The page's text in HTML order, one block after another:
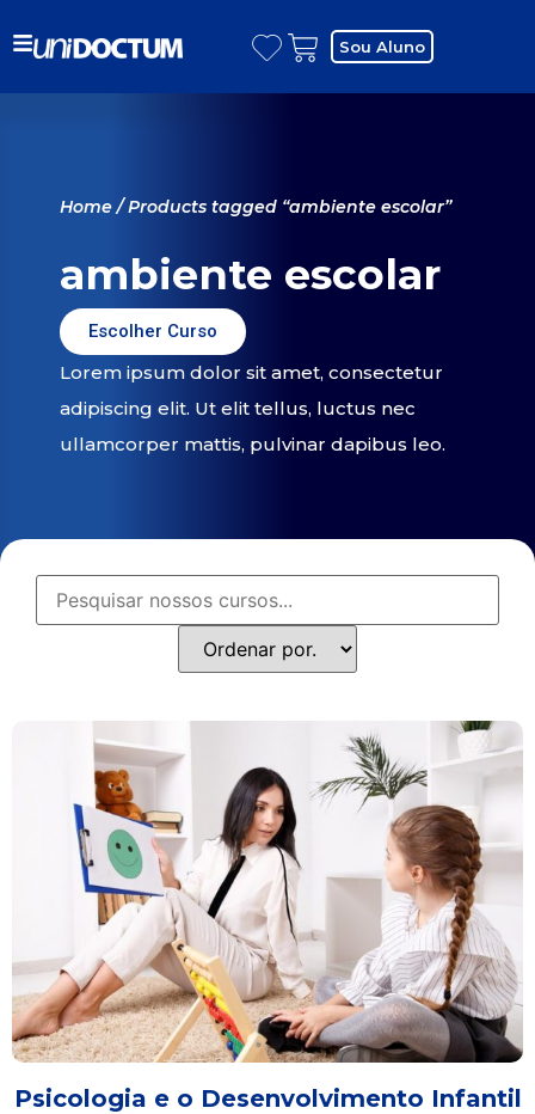
Sou Aluno
Home/ Products tagged “ambiente escolar”
ambiente escolar
Escolher Curso
Lorem ipsum dolor sit amet, consectetur
adipiscing elit. Ut elit tellus, luctus nec
ullamcorper mattis, pulvinar dapibus leo.
Psicologia e o Desenvolvimento Infantil